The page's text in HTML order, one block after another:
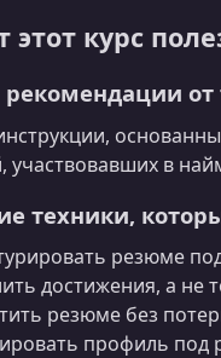
этот курс
участвовавших в
техники,
резюме
достижения, а не
резюме без
профиль